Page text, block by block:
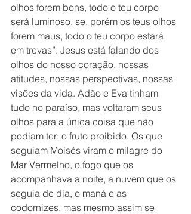
olhos forem bons, todo o teu corpo
será luminoso, se, porém os teus olhos
forem maus, todo o teu corpo estará
em trevas”. Jesus está falando dos
olhos do nosso coração, nossas
atitudes, nossas perspectivas, nossas
visões da vida. Adão e Eva tinham
tudo no paraíso, mas voltaram seus
olhos para a única coisa que não
podiam ter: o fruto proibido. Os que
seguiam Moisés viram o milagre do
Mar Vermelho, o fogo que os
acompanhava a noite, a nuvem que os
seguia de dia, o maná e as
codornizes, mas mesmo assim se